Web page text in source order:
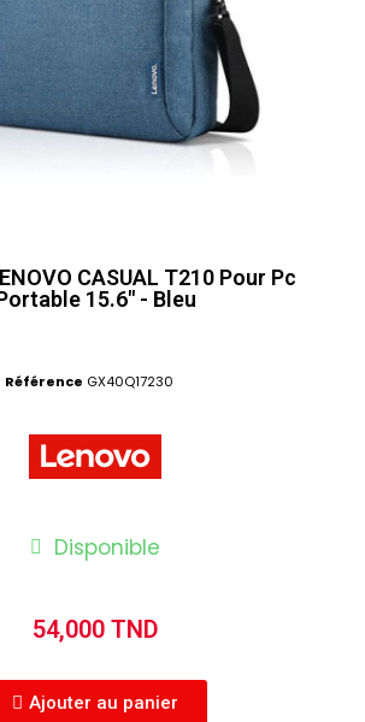
CASUAL T210 Pour Pc
15.6" - Bleu
Référence GX40Q17230
Disponible
54,000 TND
Ajouter au panier